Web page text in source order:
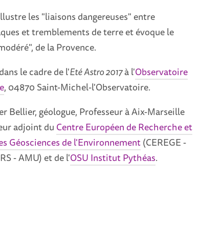
les "liaisons dangereuses" entre
et tremblements de terre et évoque le
de la Provence.
le cadre de l'Eté Astro 2017à l'Observatoire
, 04870 Saint-Michel-l'Observatoire.
Bellier, géologue, Professeur à Aix-Marseille
adjoint du Centre Européen de Recherche et
Géosciences de l'Environnement(CEREGE -
- AMU) et de l'OSU Institut Pythéas.